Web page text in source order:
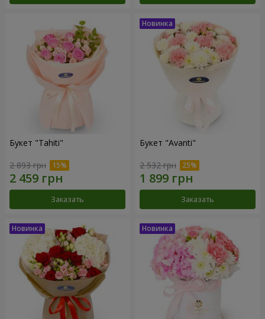
Букет "Tahiti"
2 893 грн
Заказать
Букет "Avanti"
2 532 грн
Заказать